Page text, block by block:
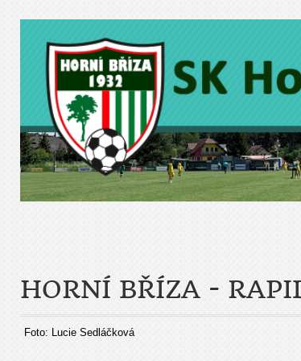
HORNÍ BŘÍZA -
Foto: Lucie Sedláčková